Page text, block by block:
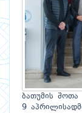
ბათუმის შოთა
9